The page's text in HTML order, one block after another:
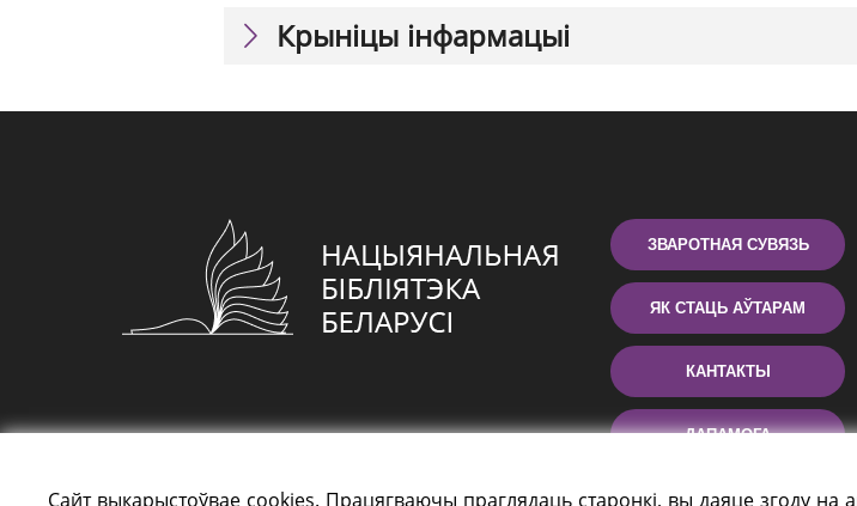
Крыніцы інфармацыі
ЗВАРОТНАЯ СУВЯЗЬ
ЯК СТАЦЬ АЎТАРАМ
КАНТАКТЫ
ДАПАМОГА
Сайт выкарыстоўвае cookies. Працягваючы праглядаць старонкі, вы даяце згоду на